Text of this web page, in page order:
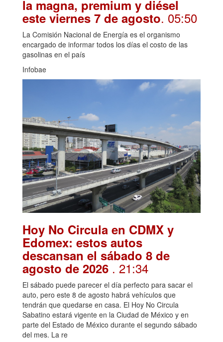
la magna, premium y diésel
este viernes 7 de agosto. 05:50
La Comisión Nacional de Energía es el organismo
encargado de informar todos los días el costo de las
gasolinas en el país
Infobae
Hoy No Circula en CDMX y
Edomex: estos autos
descansan el sábado 8 de
agosto de 2026 . 21:34
El sábado puede parecer el día perfecto para sacar el
auto, pero este 8 de agosto habrá vehículos que
tendrán que quedarse en casa. El Hoy No Circula
Sabatino estará vigente en la Ciudad de México y en
parte del Estado de México durante el segundo sábado
del mes. La re